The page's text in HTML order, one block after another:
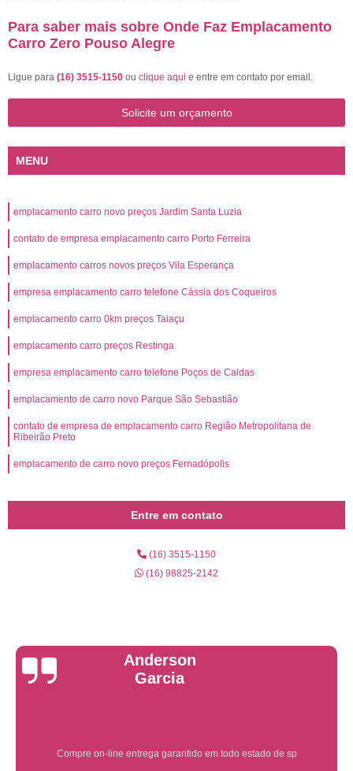
Para saber mais sobre Onde Faz Emplacamento
Carro Zero Pouso Alegre
Ligue para (16) 3515-1150 ou clique aqui e entre em contato por email.
Solicite um orçamento
MENU
emplacamento carro novo preços Jardim Santa Luzia
contato de empresa emplacamento carro Porto Ferreira
emplacamento carros novos preços Vila Esperança
empresa emplacamento carro telefone Cássia dos Coqueiros
emplacamento carro 0km preços Taiaçu
emplacamento carro preços Restinga
empresa emplacamento carro telefone Poços de Caldas
emplacamento de carro novo Parque São Sebastião
contato de empresa de emplacamento carro Região Metropolitana de
Ribeirão Preto
emplacamento de carro novo preços Fernadópolis
Entre em contato
(16) 3515-1150
(16) 98825-2142
Yuri Martins
Ótimo atendimento